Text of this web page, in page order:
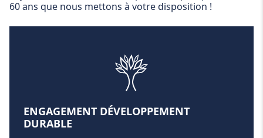
60 ans que nous mettons à votre disposition !
ENGAGEMENT DÉVELOPPEMENT
DURABLE